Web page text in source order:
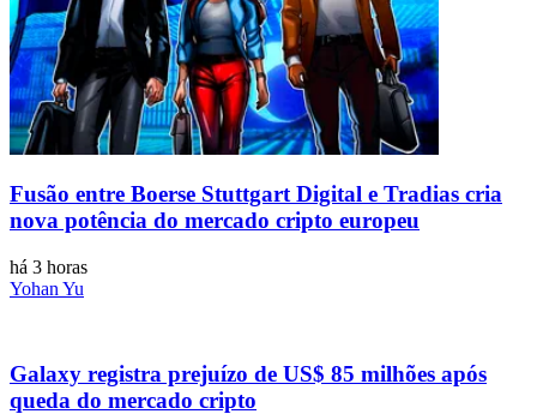
Fusão entre Boerse Stuttgart Digital e Tradias cria
nova potência do mercado cripto europeu
há 3 horas
Yohan Yu
Galaxy registra prejuízo de US$ 85 milhões após
queda do mercado cripto